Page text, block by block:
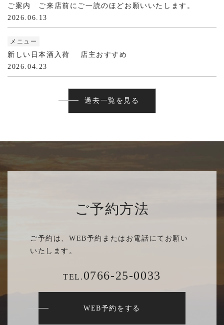
2026.06.13
ご案内 ご来店前にご一読のほどお願いいたします。
2026.04.23
メニュー
新しい日本酒入荷 店主おすすめ
過去一覧を見る
ご予約方法
ご予約は、WEB予約またはお電話にてお願い
いたします。
TEL. 0766-25-0033
WEB予約をする